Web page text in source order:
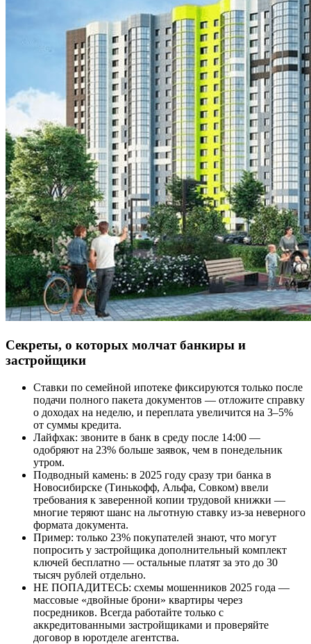
Секреты, о которых молчат банкиры и
застройщики
Ставки по семейной ипотеке фиксируются только после
подачи полного пакета документов — отложите справку
о доходах на неделю, и переплата увеличится на 3–5%
от суммы кредита.
Лайфхак: звоните в банк в среду после 14:00 —
одобряют на 23% больше заявок, чем в понедельник
утром.
Подводный камень: в 2025 году сразу три банка в
Новосибирске (Тинькофф, Альфа, Совком) ввели
требования к заверенной копии трудовой книжки —
многие теряют шанс на льготную ставку из-за неверного
формата документа.
Пример: только 23% покупателей знают, что могут
попросить у застройщика дополнительный комплект
ключей бесплатно — остальные платят за это до 30
тысяч рублей отдельно.
НЕ ПОПАДИТЕСЬ: схемы мошенников 2025 года —
массовые «двойные брони» квартиры через
посредников. Всегда работайте только с
аккредитованными застройщиками и проверяйте
договор в юротделе агентства.